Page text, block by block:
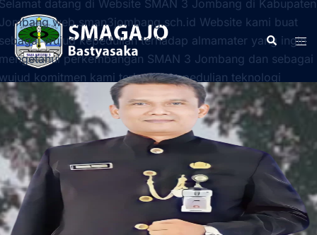
datang di Website SMAN 3 Jombang di Kabupaten
web.sman3jombang.sch.id Website kami buat
wujud kepedulian terhadap almamater yang ingin
perkembangan SMAN 3 Jombang dan sebagai
komitmen kami terhadap kepedulian teknologi
dalam dunia pendidikan melalui internet.